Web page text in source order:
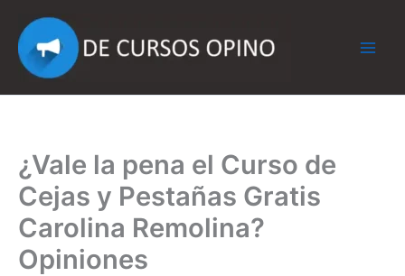
contenido
¿Vale la pena el Curso de
Cejas y Pestañas Gratis
Carolina Remolina?
Opiniones